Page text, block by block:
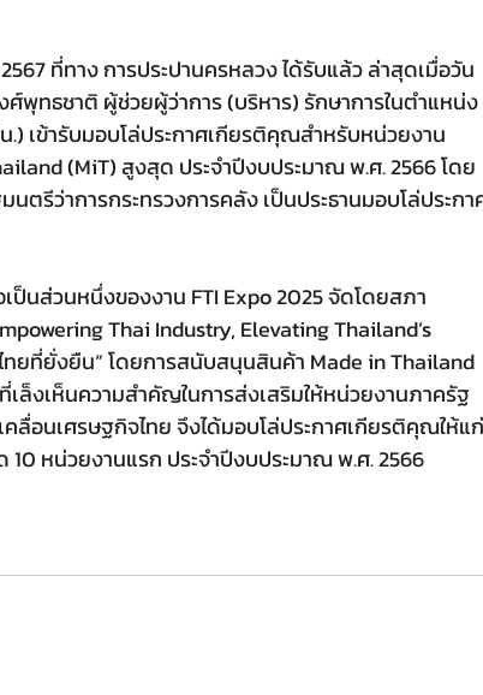
ที่ทาง การประปานครหลวง ได้รับแล้ว ล่าสุดเมื่อวัน
พุทธชาติ ผู้ช่วยผู้ว่าการ (บริหาร) รักษาการในตำแหน่ง
.) เข้ารับมอบโล่ประกาศเกียรติคุณสำหรับหน่วยงาน
(MiT) สูงสุด ประจำปีงบประมาณ พ.ศ. 2566 โดย
รีว่าการกระทรวงการคลัง เป็นประธานมอบโล่ประกา
นส่วนหนึ่งของงาน FTI Expo 2025 จัดโดยสภา
Thai Industry, Elevating Thailand’s
ยที่ยั่งยืน“ โดยการสนับสนุนสินค้า Made in Thailand
ล็งเห็นความสำคัญในการส่งเสริมให้หน่วยงานภาครัฐ
อนเศรษฐกิจไทย จึงได้มอบโล่ประกาศเกียรติคุณให้แก่
หน่วยงานแรก ประจำปีงบประมาณ พ.ศ. 2566